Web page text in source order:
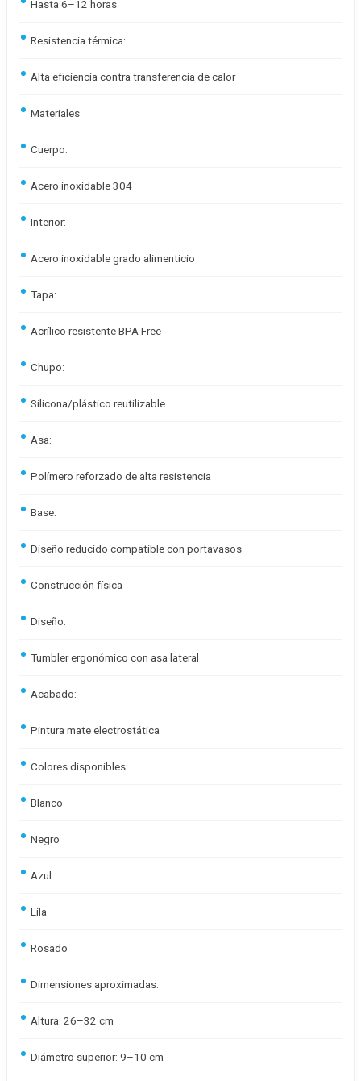
Hasta 6–12 horas
Resistencia térmica:
Alta eficiencia contra transferencia de calor
Materiales
Cuerpo:
Acero inoxidable 304
Interior:
Acero inoxidable grado alimenticio
Tapa:
Acrílico resistente BPA Free
Chupo:
Silicona/plástico reutilizable
Asa:
Polímero reforzado de alta resistencia
Base:
Diseño reducido compatible con portavasos
Construcción física
Diseño:
Tumbler ergonómico con asa lateral
Acabado:
Pintura mate electrostática
Colores disponibles:
Blanco
Negro
Azul
Lila
Rosado
Dimensiones aproximadas:
Altura: 26–32 cm
Diámetro superior: 9–10 cm